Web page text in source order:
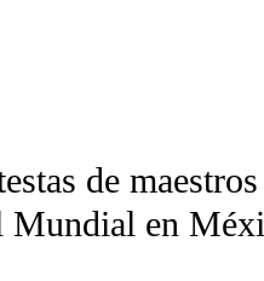
RECEIVE NOTIFICATIONS ABOUT NEW
de
Mundial en